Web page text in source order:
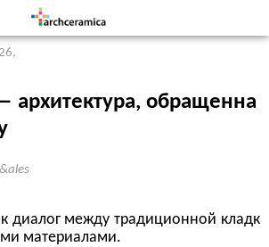
,
архитектура, обращенна
диалог между традиционной кладк
материалами.